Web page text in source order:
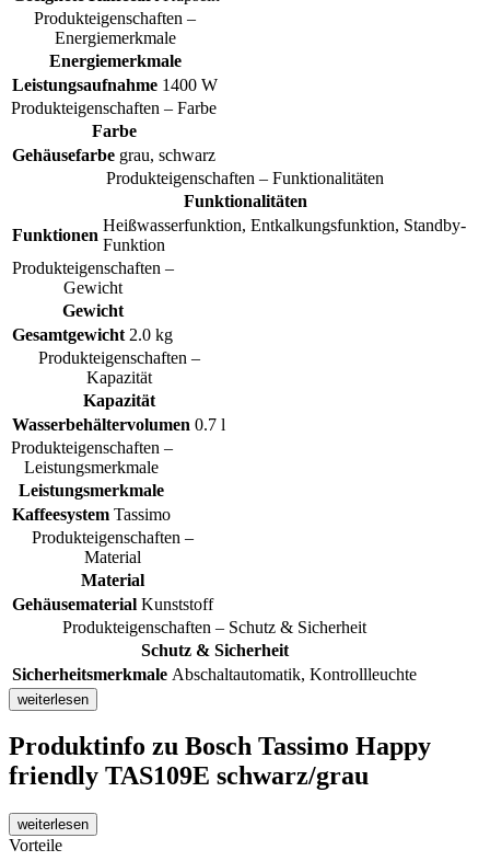
Produkteigenschaften –
Energiemerkmale
Energiemerkmale
Leistungsaufnahme 1400 W
Produkteigenschaften – Farbe
Farbe
Gehäusefarbe grau, schwarz
Produkteigenschaften – Funktionalitäten
Funktionalitäten
Funktionen
Heißwasserfunktion, Entkalkungsfunktion, Standby-
Funktion
Produkteigenschaften –
Gewicht
Gewicht
Gesamtgewicht 2.0 kg
Produkteigenschaften –
Kapazität
Kapazität
Wasserbehältervolumen 0.7 l
Produkteigenschaften –
Leistungsmerkmale
Leistungsmerkmale
Kaffeesystem Tassimo
Produkteigenschaften –
Material
Material
Gehäusematerial Kunststoff
Produkteigenschaften – Schutz & Sicherheit
Schutz & Sicherheit
Sicherheitsmerkmale Abschaltautomatik, Kontrollleuchte
weiterlesen
Produktinfo zu Bosch Tassimo Happy
friendly TAS109E schwarz/grau
weiterlesen
Vorteile